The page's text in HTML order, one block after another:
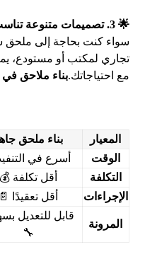
🌟 3. تصميمات متنوعة تناسب جميع الأذواق
سواء كنت بحاجة إلى ملحق
تجاري لمكتب أو مستودع،
مع احتياجاتك.بناء ملاحق
المعيار بناء ملحق
الوقت
أسرع في
التكلفة
أقل تكلفة 💰
الإجراءات
أقل تعقيدًا 📄
المرونة
قابل للتعديل
🔧